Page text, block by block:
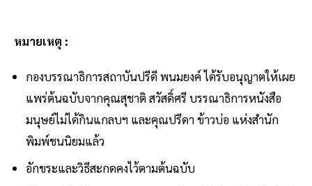
หมายเหตุ :
กองบรรณาธิการสถาบันปรีดี พนมยงค์ ได้รับอนุญาตให้เผย
แพร่ต้นฉบับจากคุณสุชาติ สวัสดิ์ศรี บรรณาธิการหนังสือ
มนุษย์ไม่ได้กินแกลบฯ และคุณปรีดา ข้าวบ่อ แห่งสำนัก
พิมพ์ชนนิยมแล้ว
อักขระและวิธีสะกดคงไว้ตามต้นฉบับ